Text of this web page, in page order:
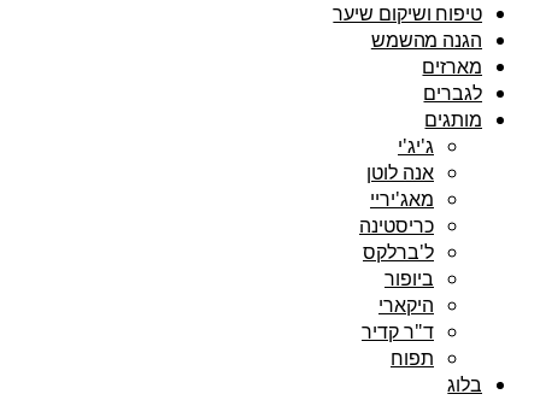
טיפוח ושיקום שיער
הגנה מהשמש
מארזים
לגברים
מותגים
ג'יג'י
אנה לוטן
מאג'יריי
כריסטינה
ל'ברלקס
ביופור
היקארי
ד"ר קדיר
תפוח
בלוג